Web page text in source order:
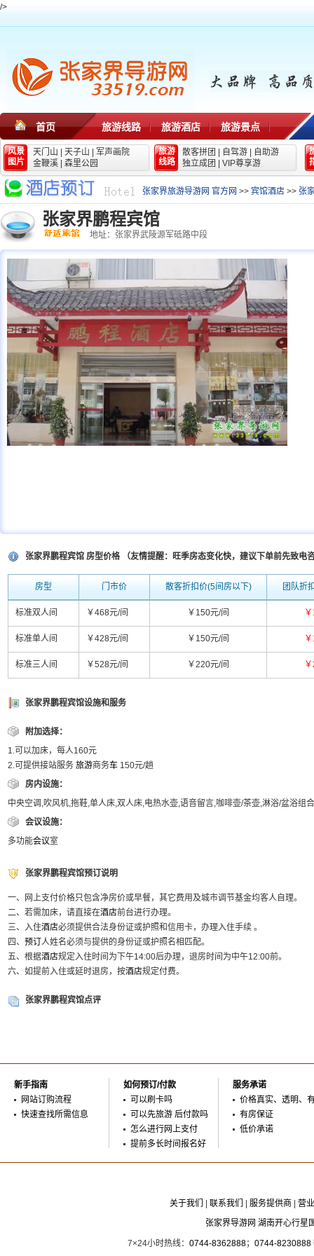
/>
首页 旅游线路 旅游酒店 旅游景点
风景
图片
天门山 天子山
军声画院
金鞭溪
森里公园
旅游
线路
散客拼团 自驾游
自助游
独立成团
VIP尊享游
张家界旅游导游网 官方网 >> 宾馆酒店 >> 张
张家界鹏程宾馆
地址：张家界武陵源军砥路中段
张家界鹏程宾馆 房型价格 （友情提醒：旺季房态变化快，建议下单前先致电
房型 门市价 散客折扣价(5间房以下) 团队折
标准双人间 ￥468元/间 ￥150元/间
标准单人间 ￥428元/间 ￥150元/间
标准三人间 ￥528元/间 ￥220元/间
张家界鹏程宾馆设施和服务
附加选择：
1.可以加床，每人160元
2.可提供接站服务 旅游商务车 150元/趟
房内设施：
中央空调,吹风机,拖鞋,单人床,双人床,电热水壶,语音留言,咖啡壶/茶壶,淋浴/盆浴组
会议设施：
多功能会议室
张家界鹏程宾馆预订说明
一、网上支付价格只包含净房价或早餐，其它费用及城市调节基金均客人自理。
二、若需加床，请直接在酒店前台进行办理。
三、入住酒店必须提供合法身份证或护照和信用卡，办理入住手续 。
四、 预订 人姓名必须与提供的身份证或护照名相匹配。
五、根据酒店规定入住时间为下午14:00后办理，退房时间为中午12:00前。
六、如提前入住或延时退房，按酒店规定付费。
张家界鹏程宾馆点评
新手指南
网站订购流程
快速查找所需信息
如何预订/付款
可以刷卡吗
可以先旅游 后付款吗
怎么进行网上支付
提前多长时间报名好
服务承诺
价格真实、透明、
有房保证
低价承诺
关于我们 联系我们 服务提供商
营
张家界导游网 湖南开心行星
7×24小时热线： 0744-8362888； 0744-8230888